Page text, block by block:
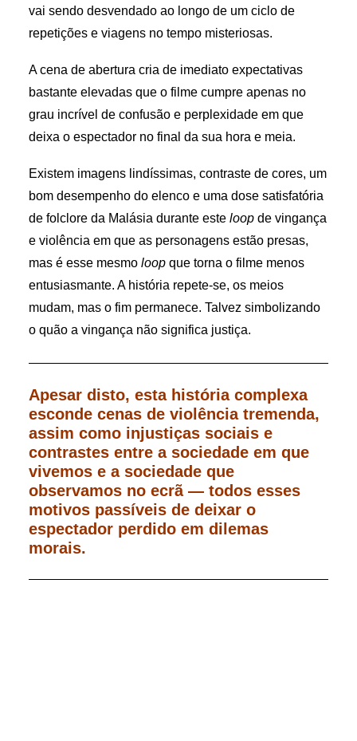
vai sendo desvendado ao longo de um ciclo de
repetições e viagens no tempo misteriosas.
A cena de abertura cria de imediato expectativas
bastante elevadas que o filme cumpre apenas no
grau incrível de confusão e perplexidade em que
deixa o espectador no final da sua hora e meia.
Existem imagens lindíssimas, contraste de cores, um
bom desempenho do elenco e uma dose satisfatória
de folclore da Malásia durante este loop de vingança
e violência em que as personagens estão presas,
mas é esse mesmo loop que torna o filme menos
entusiasmante. A história repete-se, os meios
mudam, mas o fim permanece. Talvez simbolizando
o quão a vingança não significa justiça.
Apesar disto, esta história complexa
esconde cenas de violência tremenda,
assim como injustiças sociais e
contrastes entre a sociedade em que
vivemos e a sociedade que
observamos no ecrã — todos esses
motivos passíveis de deixar o
espectador perdido em dilemas
morais.